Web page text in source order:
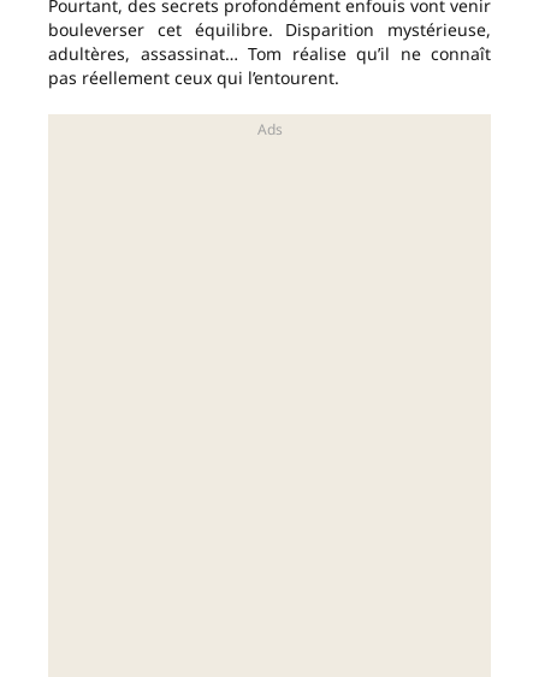
Pourtant, des secrets profondément enfouis vont venir
bouleverser cet équilibre. Disparition mystérieuse,
adultères, assassinat… Tom réalise qu’il ne connaît
pas réellement ceux qui l’entourent.